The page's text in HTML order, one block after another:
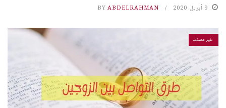
9 أبريل، 2020 BY ABDELRAHMAN
غير مصنف